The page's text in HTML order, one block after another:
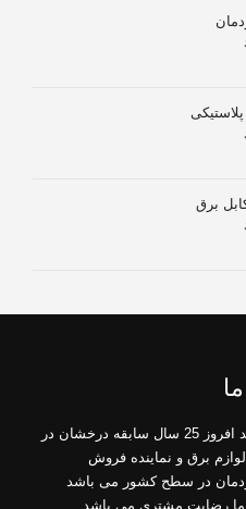
برق
فروشگاه رعد افروز 25 سال سابقه درخشان در
لوازم برق و نماینده فروش
در سطح کشور می باشد
رضایت مشتری می باشد